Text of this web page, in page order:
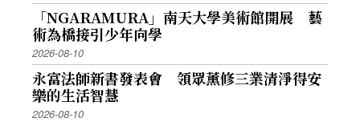
「NGARAMURA」南天大學美術館開展 藝
術為橋接引少年向學
2026-08-10
永富法師新書發表會 領眾薰修三業清淨得安
樂的生活智慧
2026-08-10